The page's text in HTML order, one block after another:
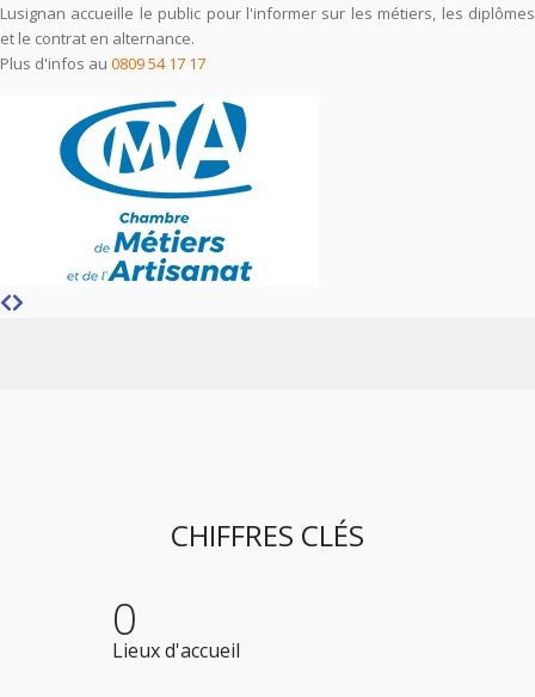
Lusignan accueille le public pour l'informer sur les métiers, les diplômes
et le contrat en alternance.
Plus d'infos au 0809 54 17 17
CHIFFRES CLÉS
Lieux d'accueil
0